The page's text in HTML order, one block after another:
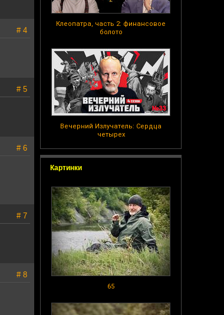
Клеопатра, часть 2: финансовое
болото
Вечерний Излучатель: Сердца
четырех
Картинки
65
# 4
# 5
# 6
# 7
# 8